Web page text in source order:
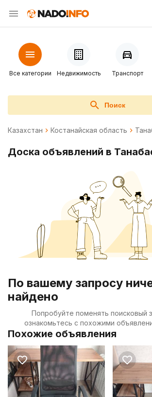
Все категории Недвижимость Транспорт
Поиск
Казахстан Костанайская область
Доска объявлений в
По вашему запросу
найдено
Попробуйте поменять поисковый
ознакомьтесь с похожими
Похожие объявления